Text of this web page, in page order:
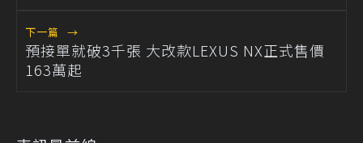
下一篇 →
預接單就破3千張 大改款LEXUS NX正式售價
163萬起